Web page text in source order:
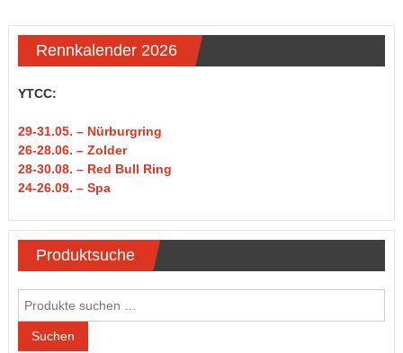
Rennkalender 2026
YTCC:
29-31.05. – Nürburgring
26-28.06. – Zolder
28-30.08. – Red Bull Ring
24-26.09. – Spa
Produktsuche
Suchen
Suchen